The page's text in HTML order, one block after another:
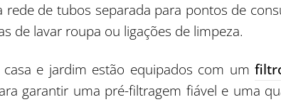
de tubos separada para pontos de
de lavar roupa ou ligações de limpeza.
e jardim estão equipados com um
garantir uma pré-filtragem fiável e uma